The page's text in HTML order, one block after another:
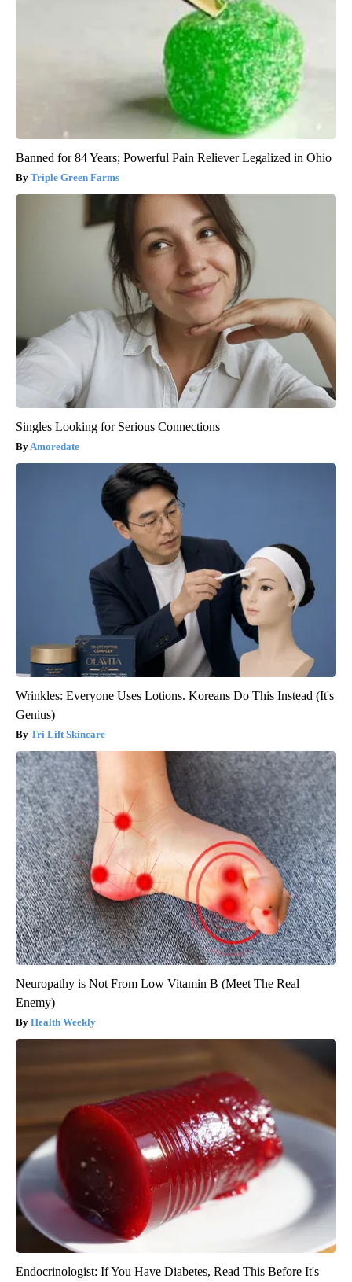
Banned for 84 Years; Powerful Pain Reliever Legalized in Ohio
Triple Green Farms
Singles Looking for Serious Connections
Amoredate
Wrinkles: Everyone Uses Lotions. Koreans Do This Instead (It's
Genius)
Tri Lift Skincare
Neuropathy is Not From Low Vitamin B (Meet The Real
Enemy)
Health Weekly
Endocrinologist: If You Have Diabetes, Read This Before It's